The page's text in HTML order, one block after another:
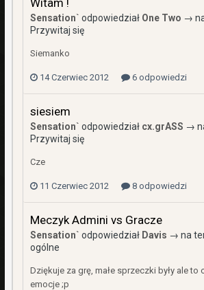
Witam !
Sensation` odpowiedział One Two →
Przywitaj się
Siemanko
14 Czerwiec 2012 6 odpowiedzi
siesiem
Sensation` odpowiedział cx.grASS →
Przywitaj się
Cze
11 Czerwiec 2012 8 odpowiedzi
Meczyk Admini vs Gracze
Sensation` odpowiedział Davis → na
ogólne
Dziękuje za grę, małe sprzeczki były ale to
emocje ;p